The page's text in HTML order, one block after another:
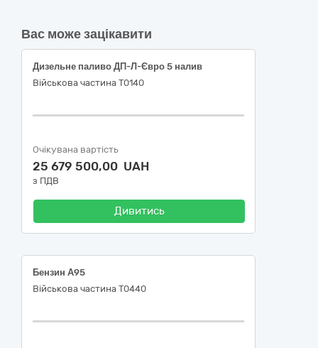
Вас може зацікавити
Дизельне паливо ДП-Л-Євро 5 налив
Військова частина Т0140
Очікувана вартість
25 679 500,00 UAH
з ПДВ
Дивитись
Бензин А95
Військова частина Т0440